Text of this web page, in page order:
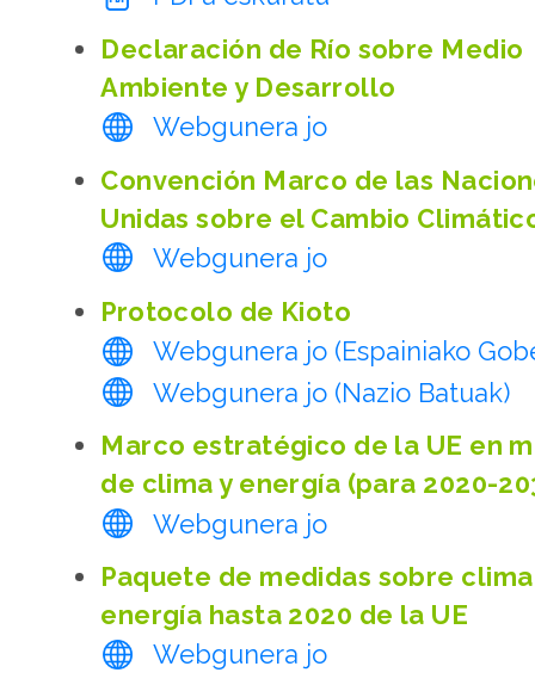
Declaración de Río sobre Medio
Ambiente y Desarrollo
Webgunera jo
Convención Marco de las
Unidas sobre el Cambio
Webgunera jo
Protocolo de Kioto
Webgunera jo (Espainiako
Webgunera jo (Nazio Batuak)
Marco estratégico de la UE en
de clima y energía (para 2020-
Webgunera jo
Paquete de medidas sobre clima
energía hasta 2020 de la UE
Webgunera jo